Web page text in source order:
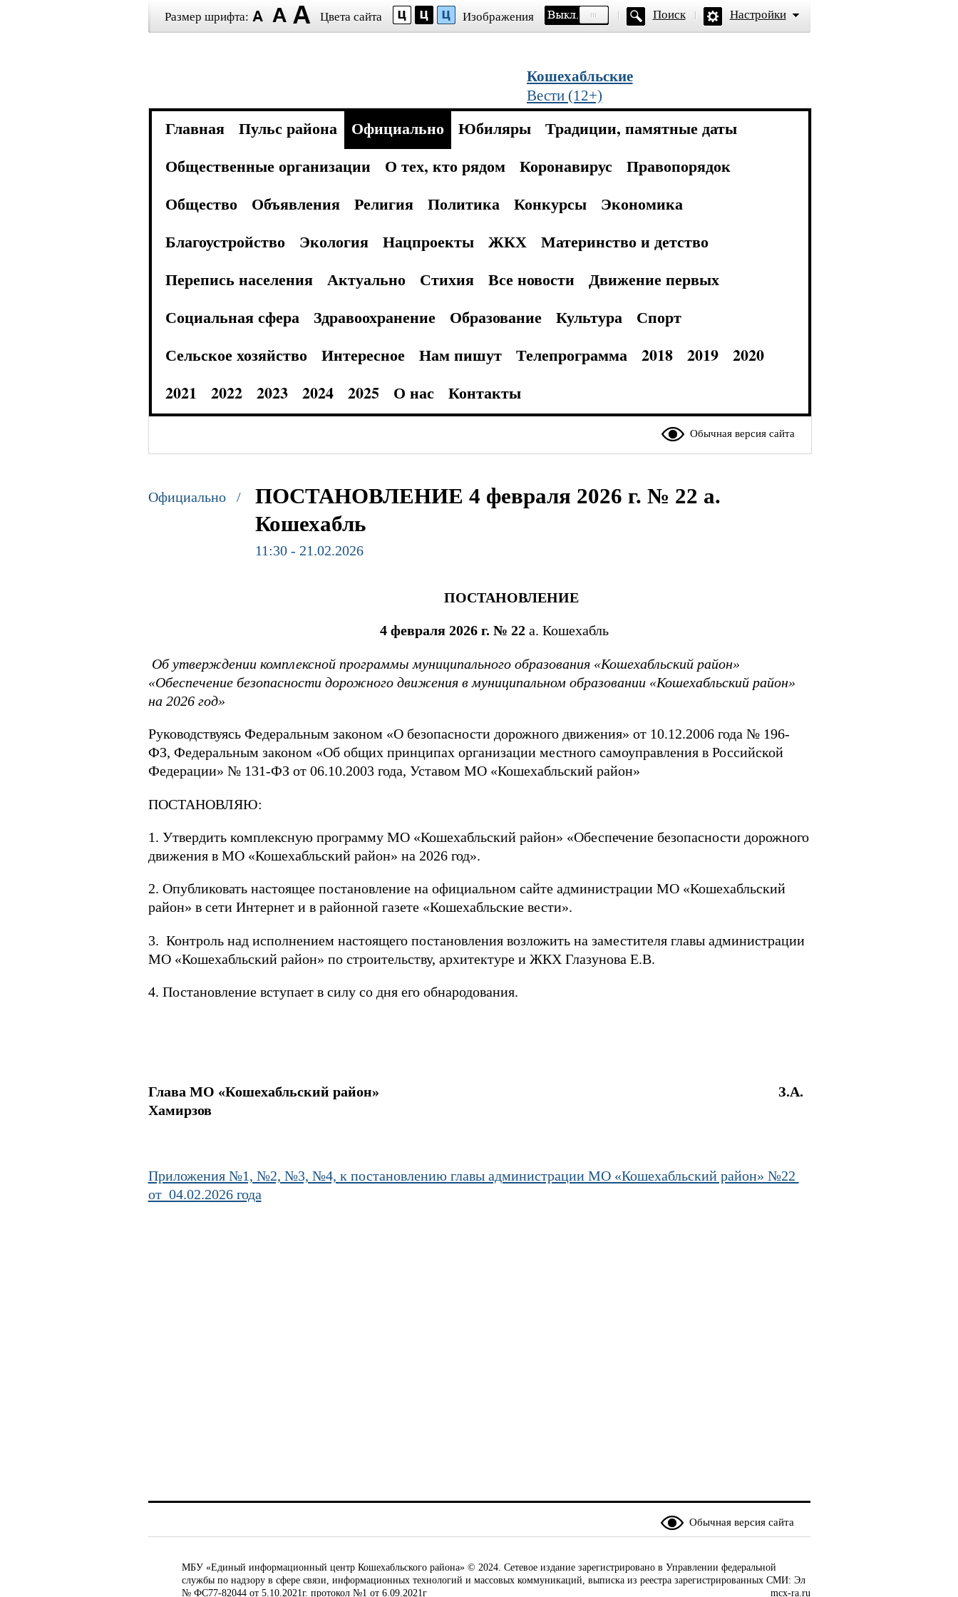
Размер шрифта: Цвета сайта Изображения Поиск Настройки
Кошехабльские
Вести (12+)
Главная Пульс района Официально Юбиляры
Традиции, памятные даты
Общественные организации
О тех, кто рядом Коронавирус
Правопорядок
Общество
Объявления Религия Политика Конкурсы
Экономика
Благоустройство
Экология Нацпроекты ЖКХ
Материнство и детство
Перепись населения
Актуально Стихия Все новости
Движение первых
Социальная сфера
Здравоохранение Образование Культура
Спорт
Сельское хозяйство
Интересное Нам пишут Телепрограмма 2018 2019
2020
2021
2022 2023 2024 2025 О нас Контакты
Обычная версия сайта
Официально /
ПОСТАНОВЛЕНИЕ 4 февраля 2026 г. № 22 а.
Кошехабль
11:30 - 21.02.2026
ПОСТАНОВЛЕНИЕ
4 февраля 2026 г. № 22 а. Кошехабль
Об утверждении комплексной программы муниципального образования «Кошехабльский район»
«Обеспечение безопасности дорожного движения в муниципальном образовании «Кошехабльский район»
на 2026 год»
Руководствуясь Федеральным законом «О безопасности дорожного движения» от 10.12.2006 года № 196-
ФЗ, Федеральным законом «Об общих принципах организации местного самоуправления в Российской
Федерации» № 131-ФЗ от 06.10.2003 года, Уставом МО «Кошехабльский район»
ПОСТАНОВЛЯЮ:
1. Утвердить комплексную программу МО «Кошехабльский район» «Обеспечение безопасности дорожного
движения в МО «Кошехабльский район» на 2026 год».
2. Опубликовать настоящее постановление на официальном сайте администрации МО «Кошехабльский
район» в сети Интернет и в районной газете «Кошехабльские вести».
3. Контроль над исполнением настоящего постановления возложить на заместителя главы администрации
МО «Кошехабльский район» по строительству, архитектуре и ЖКХ Глазунова Е.В.
4. Постановление вступает в силу со дня его обнародования.
Глава МО «Кошехабльский район» З.А.
Хамирзов
Приложения №1, №2, №3, №4, к постановлению главы администрации МО «Кошехабльский район» №22
от 04.02.2026 года
Обычная версия сайта
МБУ «Единый информационный центр Кошехабльского района» © 2024. Сетевое издание зарегистрировано в Управлении федеральной
службы по надзору в сфере связи, информационных технологий и массовых коммуникаций, выписка из реестра зарегистрированных СМИ: Эл
№ ФС77-82044 от 5.10.2021г. протокол №1 от 6.09.2021г
mcx-ra.ru